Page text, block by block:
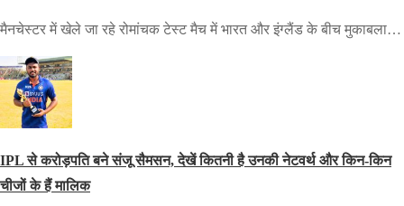
मैनचेस्टर में खेले जा रहे रोमांचक टेस्ट मैच में भारत और इंग्लैंड के बीच मुकाबला…
IPL से करोड़पति बने संजू सैमसन, देखें कितनी है उनकी नेटवर्थ और किन-किन
चीजों के हैं मालिक